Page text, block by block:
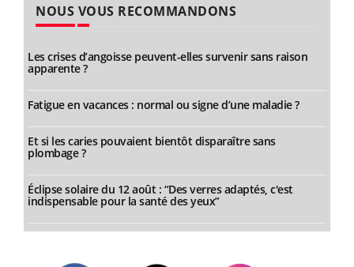
NOUS VOUS RECOMMANDONS
Les crises d’angoisse peuvent-elles survenir sans raison
apparente ?
Fatigue en vacances : normal ou signe d’une maladie ?
Et si les caries pouvaient bientôt disparaître sans
plombage ?
Éclipse solaire du 12 août : “Des verres adaptés, c'est
indispensable pour la santé des yeux”